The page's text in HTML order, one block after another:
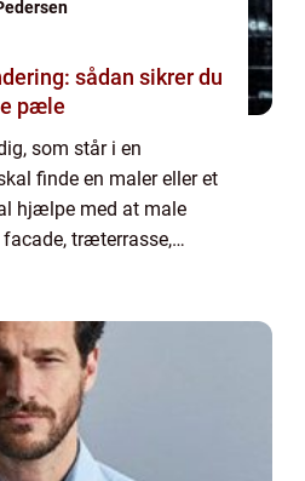
sådan sikrer du
pæle
som står i en
finde en maler eller et
hjælpe med at male
træterrasse,